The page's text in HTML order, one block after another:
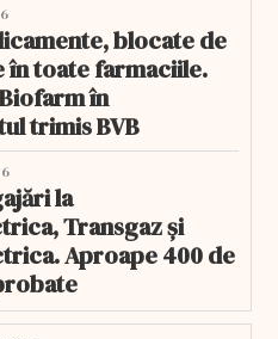
blocate de
în toate farmaciile.
în
trimis BVB
la
Transgaz și
Aproape 400 de